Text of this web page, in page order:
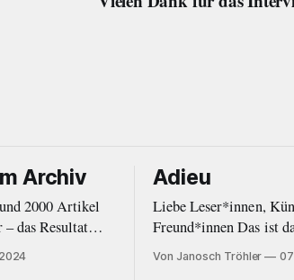
Archiv
2000 Artikel
das Resultat
Kultur- und
Adieu
Liebe Leser*innen,
Freund*innen Das ist das Ende einer Ära.
Schweren Herzens
Von Janosch Tröhler